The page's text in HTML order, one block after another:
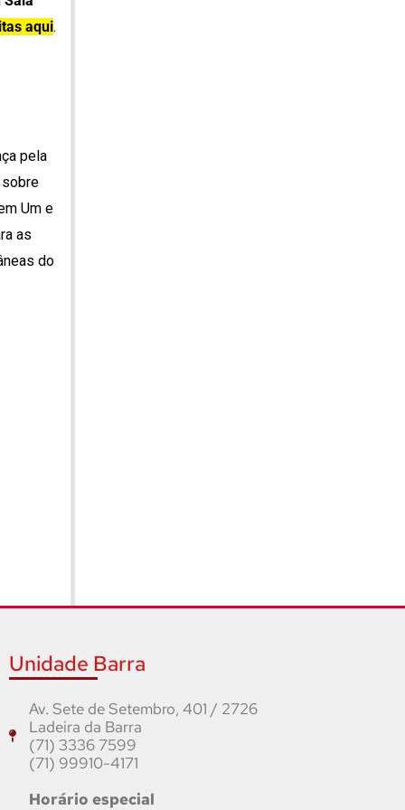
aqui.
pela
sobre
Um e
as
do
Unidade Barra
Av. Sete de Setembro, 401 / 2726
Ladeira da Barra
(71) 3336 7599
(71) 99910-4171
Horário especial